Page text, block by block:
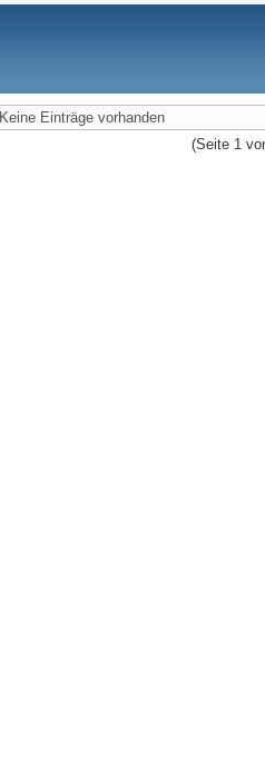
Keine Einträge vorhanden
(Seite 1